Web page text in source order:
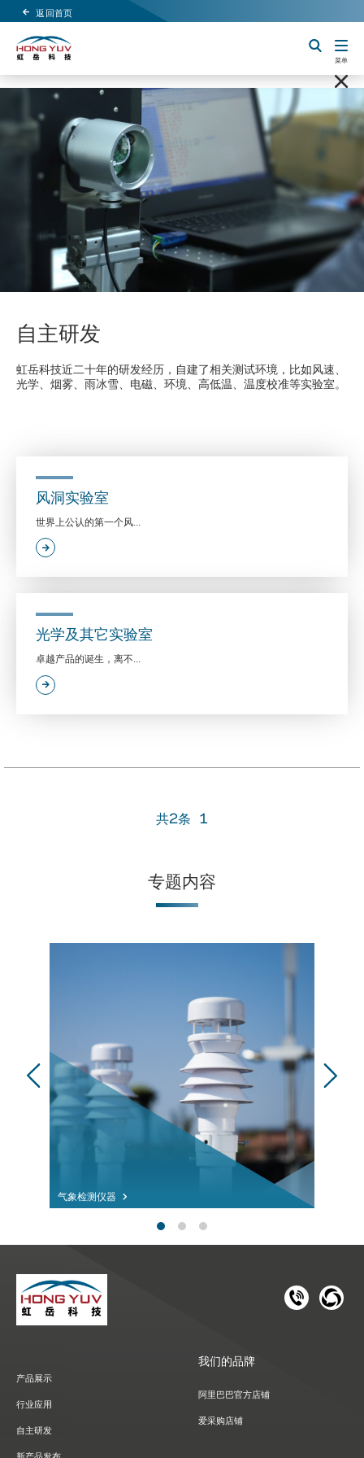
返回首页
Header Logo
切换搜索
菜单
自主研发
虹岳科技近二十年的研发经历，自建了相关测试环境，比如风速、
光学、烟雾、雨冰雪、电磁、环境、高低温、温度校准等实验室。
风洞实验室
世界上公认的第一个风...
光学及其它实验室
卓越产品的诞生，离不...
共2条 1
专题内容
气象检测仪器
181 1126
028-
产品展示
行业应用
自主研发
我们的品牌
阿里巴巴官方店铺
爱采购店铺